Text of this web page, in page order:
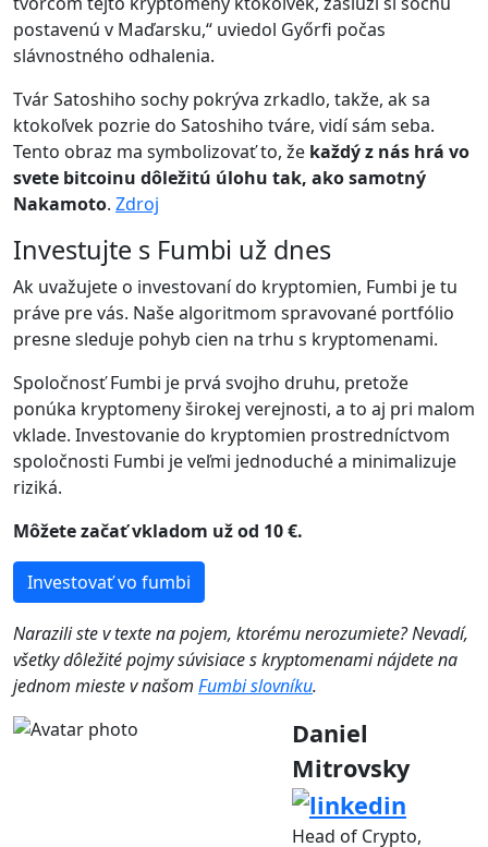
postavenú v Maďarsku,“ uviedol Győrfi počas
slávnostného odhalenia.
Tvár Satoshiho sochy pokrýva zrkadlo, takže, ak sa
ktokoľvek pozrie do Satoshiho tváre, vidí sám seba.
Tento obraz ma symbolizovať to, že každý z nás hrá vo
svete bitcoinu dôležitú úlohu tak, ako samotný
Nakamoto. Zdroj
Investujte s Fumbi už dnes
Ak uvažujete o investovaní do kryptomien, Fumbi je tu
práve pre vás. Naše algoritmom spravované portfólio
presne sleduje pohyb cien na trhu s kryptomenami.
Spoločnosť Fumbi je prvá svojho druhu, pretože
ponúka kryptomeny širokej verejnosti, a to aj pri malom
vklade. Investovanie do kryptomien prostredníctvom
spoločnosti Fumbi je veľmi jednoduché a minimalizuje
riziká.
Môžete začať vkladom už od 10 €.
Investovať vo fumbi
Narazili ste v texte na pojem, ktorému nerozumiete? Nevadí,
všetky dôležité pojmy súvisiace s kryptomenami nájdete na
jednom mieste v našom Fumbi slovníku.
Daniel
Mitrovsky
Head of Crypto,